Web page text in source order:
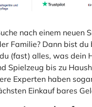
nach einem neuen
Familie? Dann bist
(fast) alles, was dein
Spielzeug bis zu
Experten haben
Einkauf bares